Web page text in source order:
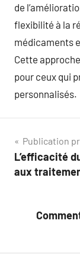
de
flexibilité à la
médicaments
Cette
pour ceux qui
personnalisés.
de
Publication
L’efficacité
aux